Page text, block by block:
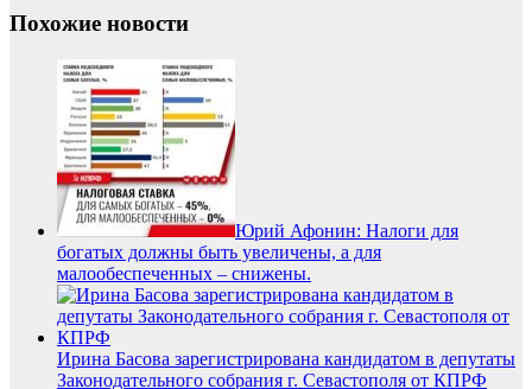
Похожие новости
Юрий Афонин: Налоги для
богатых должны быть увеличены, а для
малообеспеченных – снижены.
Ирина Басова зарегистрирована кандидатом в депутаты
Законодательного собрания г. Севастополя от КПРФ